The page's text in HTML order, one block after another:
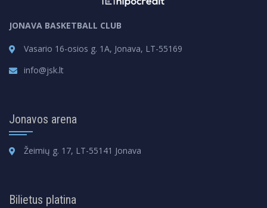
JONAVA BASKETBALL CLUB
Vasario 16-osios g. 1A, Jonava, LT-55169
info@jsk.lt
Jonavos arena
Žeimių g. 17, LT-55141 Jonava
Bilietus platina